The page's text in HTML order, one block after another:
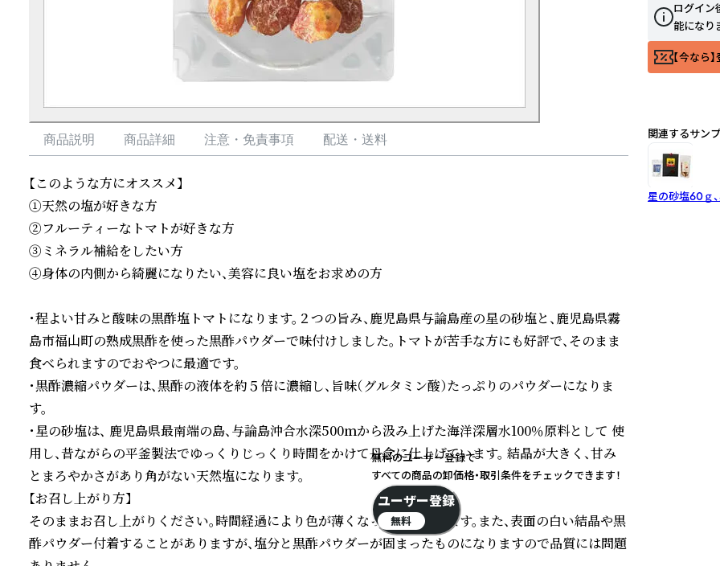
商品説明 商品詳細 注意・免責事項 配送・送料
【このような方にオススメ】
①天然の塩が好きな方
②フルーティーなトマトが好きな方
③ミネラル補給をしたい方
④身体の内側から綺麗になりたい、美容に良い塩をお求めの方
・程よい甘みと酸味の黒酢塩トマトになります。２つの旨み、鹿児島県与論島産の星の砂塩と、鹿児島県霧
島市福山町の熟成黒酢を使った黒酢パウダーで味付けしました。トマトが苦手な方にも好評で、そのまま
食べられますのでおやつに最適です。
・黒酢濃縮パウダーは、黒酢の液体を約５倍に濃縮し、旨味（グルタミン酸）たっぷりのパウダーになりま
す。
・星の砂塩は、 鹿児島県最南端の島、与論島沖合水深500ｍから汲み上げた海洋深層水100％原料として 使
用し、昔ながらの平釜製法でゆっくりじっくり時間をかけて丹念に仕上げています。 結晶が大きく、甘み
とまろやかさがあり角がない天然塩になります。
【お召し上がり方】
そのままお召し上がりください。時間経過により色が薄くなったり変化します。また、表面の白い結晶や黒
酢パウダー付着することがありますが、塩分と黒酢パウダーが固まったものになりますので品質には問題
ログイン
能になり
【今なら
関連するサン
星の砂塩60ｇ
無料のユーザー登録で
すべての商品の卸価格・取引条件をチェックできます！
ユーザー登録
無料